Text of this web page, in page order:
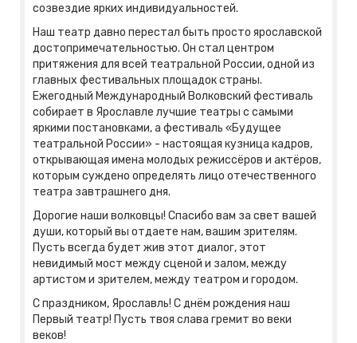
созвездие ярких индивидуальностей.
Наш театр давно перестал быть просто ярославской
достопримечательностью. Он стал центром
притяжения для всей театральной России, одной из
главных фестивальных площадок страны.
Ежегодный Международный Волковский фестиваль
собирает в Ярославле лучшие театры с самыми
яркими постановками, а фестиваль «Будущее
театральной России» - настоящая кузница кадров,
открывающая имена молодых режиссёров и актёров,
которым суждено определять лицо отечественного
театра завтрашнего дня.
Дорогие наши волковцы! Спасибо вам за свет вашей
души, который вы отдаете нам, вашим зрителям.
Пусть всегда будет жив этот диалог, этот
невидимый мост между сценой и залом, между
артистом и зрителем, между театром и городом.
С праздником, Ярославль! С днём рождения наш
Первый театр! Пусть твоя слава гремит во веки
веков!